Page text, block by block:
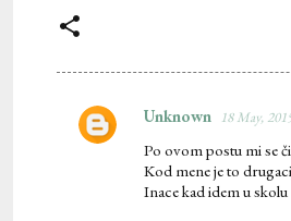
C
Unknown 18 May,
Po ovom postu mi se
Kod mene je to
Inace kad idem u